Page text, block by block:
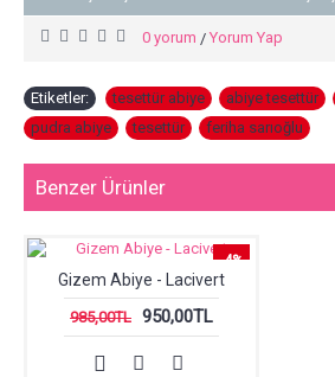
0 yorum / Yorum Yap
Etiketler: tesettür abiye abiye tesettür
pudra abiye
tesettür feriha sarıoğlu
Benzer Ürünler
-4%
Gizem Abiye - Lacivert
985,00TL 950,00TL